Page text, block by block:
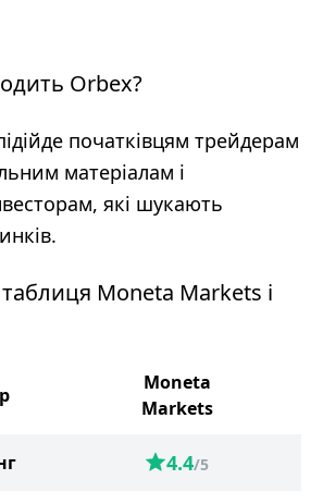
Orbex?
початківцям трейдерам
матеріалам і
які шукають
Moneta Markets і
Moneta
Markets
4.4/5